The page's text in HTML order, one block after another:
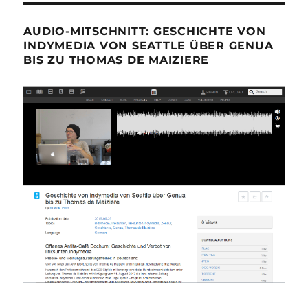
AUDIO-MITSCHNITT: GESCHICHTE VON
INDYMEDIA VON SEATTLE ÜBER GENUA
BIS ZU THOMAS DE MAIZIERE